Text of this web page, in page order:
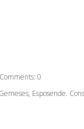
0
Esposende.